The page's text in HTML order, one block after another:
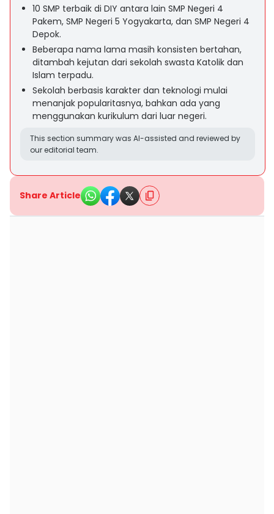
10 SMP terbaik di DIY antara lain SMP Negeri 4
Pakem, SMP Negeri 5 Yogyakarta, dan SMP Negeri 4
Depok.
Beberapa nama lama masih konsisten bertahan,
ditambah kejutan dari sekolah swasta Katolik dan
Islam terpadu.
Sekolah berbasis karakter dan teknologi mulai
menanjak popularitasnya, bahkan ada yang
menggunakan kurikulum dari luar negeri.
This section summary was AI-assisted and reviewed by
our editorial team.
Share Article